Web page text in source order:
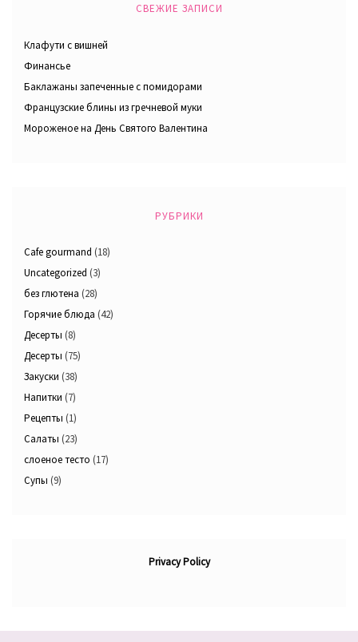
СВЕЖИЕ ЗАПИСИ
Клафути с вишней
Финансье
Баклажаны запеченные с помидорами
Французские блины из гречневой муки
Мороженое на День Святого Валентина
РУБРИКИ
Cafe gourmand (18)
Uncategorized (3)
без глютена (28)
Горячие блюда (42)
Десерты (8)
Десерты (75)
Закуски (38)
Напитки (7)
Рецепты (1)
Салаты (23)
слоеное тесто (17)
Супы (9)
Privacy Policy